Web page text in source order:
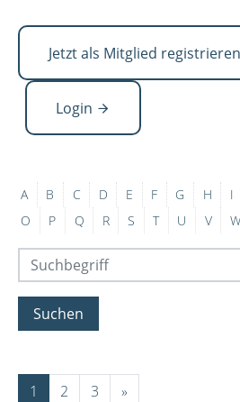
Jetzt als Mitglied registrieren
Login
A B C D E F G H I
O
P Q R S T U V W
Suchen
1 2 3 »